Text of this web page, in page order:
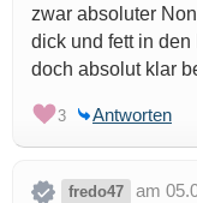
zwar absoluter
dick und fett in
doch absolut klar
3 Antworten
fredo47
am